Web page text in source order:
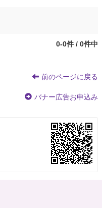
0-0件 / 0件中
前のページに戻る
バナー広告お申込み